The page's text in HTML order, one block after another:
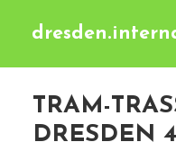
TRAM-
DRESDEN